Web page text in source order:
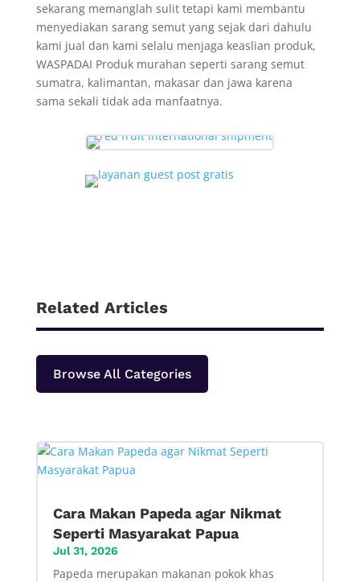
sekarang memanglah sulit tetapi kami membantu
menyediakan sarang semut yang sejak dari dahulu
kami jual dan kami selalu menjaga keaslian produk,
WASPADAI Produk murahan seperti sarang semut
sumatra, kalimantan, makasar dan jawa karena
sama sekali tidak ada manfaatnya.
Related Articles
Browse All Categories
Cara Makan Papeda agar Nikmat
Seperti Masyarakat Papua
Jul 31, 2026
Papeda merupakan makanan pokok khas